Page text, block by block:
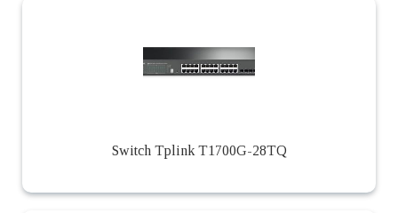
Switch Tplink T1700G-28TQ